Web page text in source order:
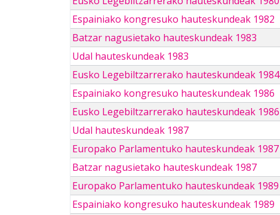
Espainiako kongresuko hauteskundeak 1982
Batzar nagusietako hauteskundeak 1983
Udal hauteskundeak 1983
Eusko Legebiltzarrerako hauteskundeak 1984
Espainiako kongresuko hauteskundeak 1986
Eusko Legebiltzarrerako hauteskundeak 1986
Udal hauteskundeak 1987
Europako Parlamentuko hauteskundeak 1987
Batzar nagusietako hauteskundeak 1987
Europako Parlamentuko hauteskundeak 1989
Espainiako kongresuko hauteskundeak 1989